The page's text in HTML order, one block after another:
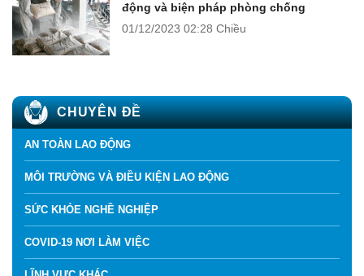
động và biện pháp phòng chống
01/12/2023 02:28 Chiều
CHUYÊN ĐỀ
AN TOÀN LAO ĐỘNG
MÔI TRƯỜNG VÀ ĐIỀU KIỆN LAO ĐỘNG
SỨC KHỎE NGHỀ NGHIỆP
COVID-19 NƠI LÀM VIỆC